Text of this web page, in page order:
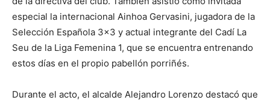
especial la internacional Ainhoa Gervasini, jugadora de la
Selección Española 3×3 y actual integrante del Cadí La
Seu de la Liga Femenina 1, que se encuentra entrenando
estos días en el propio pabellón porriñés.
Durante el acto, el alcalde Alejandro Lorenzo destacó que